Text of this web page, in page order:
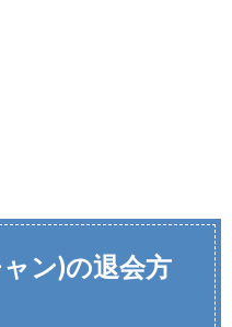
ン)の退会方